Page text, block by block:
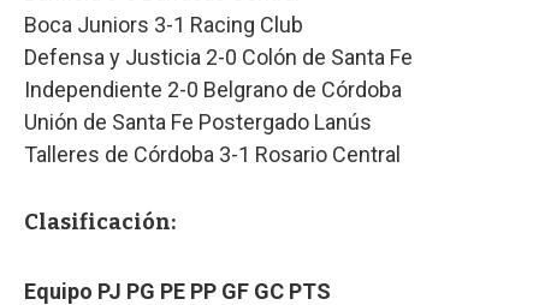
Boca Juniors 3-1 Racing Club
Defensa y Justicia 2-0 Colón de Santa Fe
Independiente 2-0 Belgrano de Córdoba
Unión de Santa Fe Postergado Lanús
Talleres de Córdoba 3-1 Rosario Central
Clasificación:
Equipo PJ PG PE PP GF GC PTS